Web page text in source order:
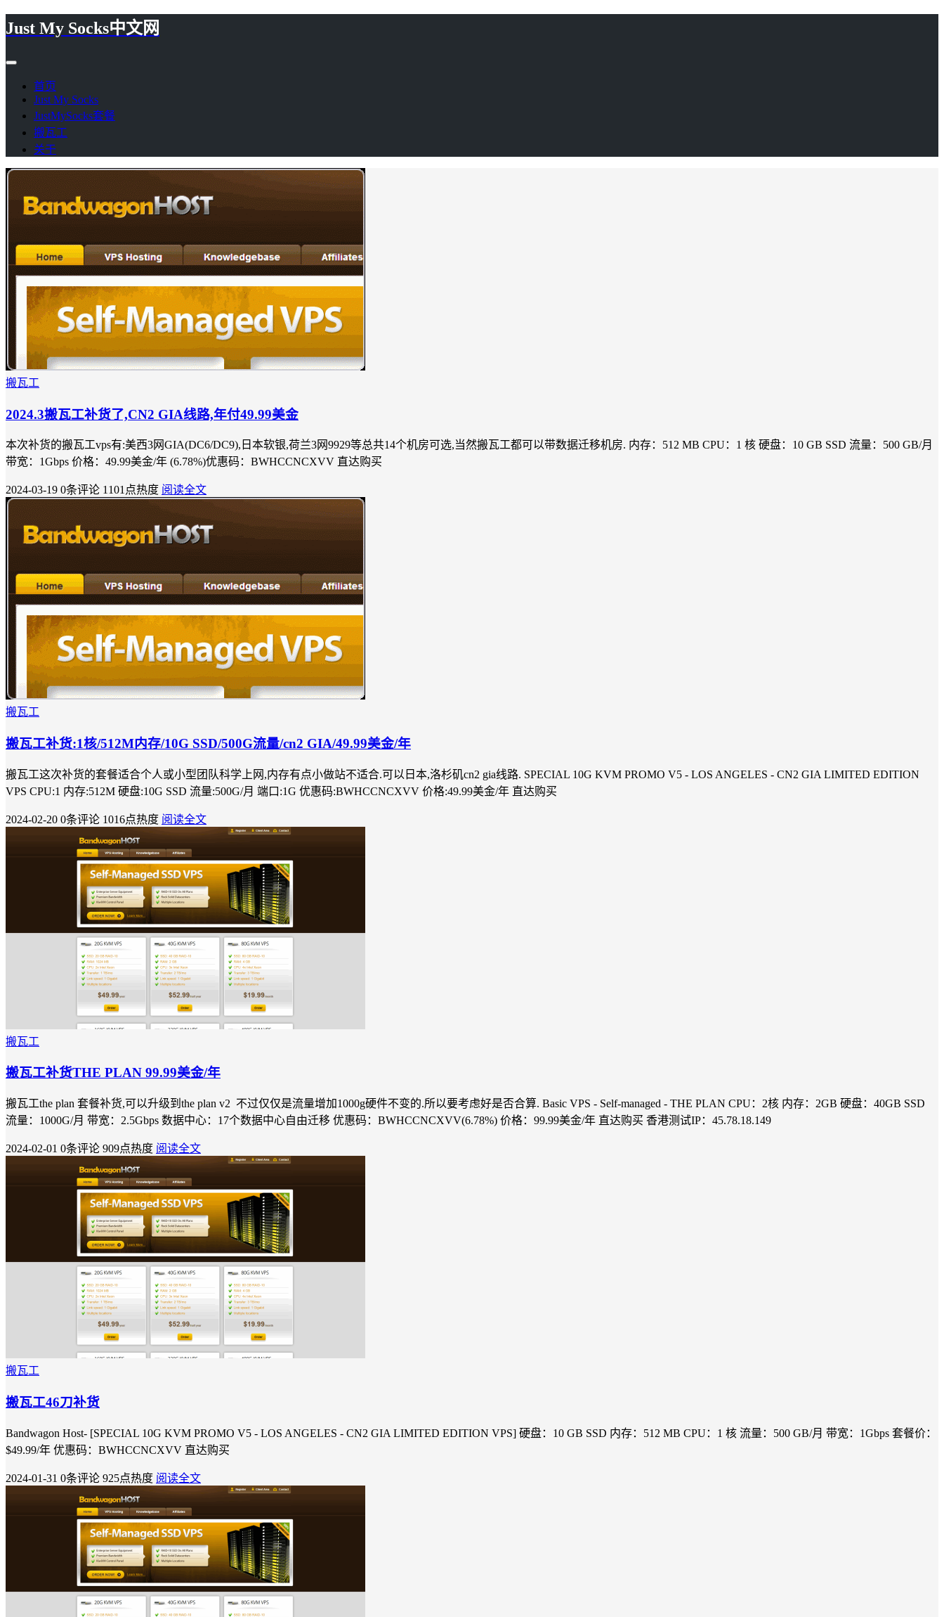
Just My Socks中文网
首页
Just My Socks
JustMySocks套餐
搬瓦工
关于
搬瓦工
2024.3搬瓦工补货了,CN2 GIA线路,年付49.99美金
本次补货的搬瓦工vps有:美西3网GIA(DC6/DC9),日本软银,荷兰3网9929等总共14个机房可选,当然搬瓦工都可以带数据迁移机房. 内存：512 MB CPU：1 核 硬盘：10 GB SSD 流量：500 GB/月
带宽：1Gbps 价格：49.99美金/年 (6.78%)优惠码：BWHCCNCXVV 直达购买
2024-03-19 0条评论 1101点热度 阅读全文
搬瓦工
搬瓦工补货:1核/512M内存/10G SSD/500G流量/cn2 GIA/49.99美金/年
搬瓦工这次补货的套餐适合个人或小型团队科学上网,内存有点小做站不适合.可以日本,洛杉矶cn2 gia线路. SPECIAL 10G KVM PROMO V5 - LOS ANGELES - CN2 GIA LIMITED EDITION
VPS CPU:1 内存:512M 硬盘:10G SSD 流量:500G/月 端口:1G 优惠码:BWHCCNCXVV 价格:49.99美金/年 直达购买
2024-02-20 0条评论 1016点热度 阅读全文
搬瓦工
搬瓦工补货THE PLAN 99.99美金/年
搬瓦工the plan 套餐补货,可以升级到the plan v2 不过仅仅是流量增加1000g硬件不变的.所以要考虑好是否合算. Basic VPS - Self-managed - THE PLAN CPU：2核 内存：2GB 硬盘：40GB SSD
流量：1000G/月 带宽：2.5Gbps 数据中心：17个数据中心自由迁移 优惠码：BWHCCNCXVV(6.78%) 价格：99.99美金/年 直达购买 香港测试IP：45.78.18.149
2024-02-01 0条评论 909点热度 阅读全文
搬瓦工
搬瓦工46刀补货
Bandwagon Host- [SPECIAL 10G KVM PROMO V5 - LOS ANGELES - CN2 GIA LIMITED EDITION VPS] 硬盘：10 GB SSD 内存：512 MB CPU：1 核 流量：500 GB/月 带宽：1Gbps 套餐价：
$49.99/年 优惠码：BWHCCNCXVV 直达购买
2024-01-31 0条评论 925点热度 阅读全文